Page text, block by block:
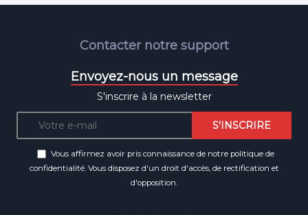
Contacter notre support
Envoyez-nous un message
S'inscrire à la newsletter
Vous affirmez avoir pris connaissance de notre politique de
confidentialité. Vous disposez d'un droit d'accès, de rectification et
d'opposition.